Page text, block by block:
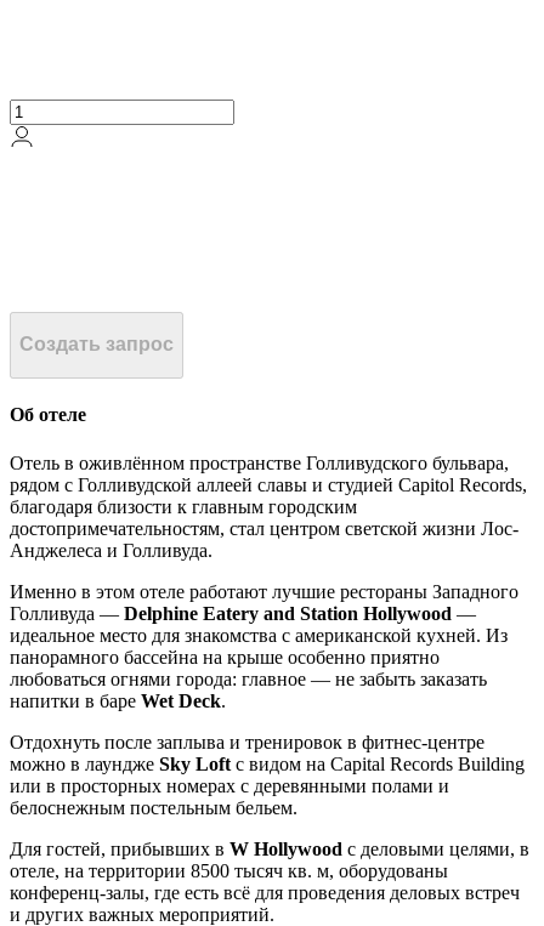
Создать запрос
Об отеле
Отель в оживлённом пространстве Голливудского бульвара,
рядом с Голливудской аллеей славы и студией Capitol Records,
благодаря близости к главным городским
достопримечательностям, стал центром светской жизни Лос-
Анджелеса и Голливуда.
Именно в этом отеле работают лучшие рестораны Западного
Голливуда — Delphine Eatery and Station Hollywood —
идеальное место для знакомства с американской кухней. Из
панорамного бассейна на крыше особенно приятно
любоваться огнями города: главное — не забыть заказать
напитки в баре Wet Deck.
Отдохнуть после заплыва и тренировок в фитнес-центре
можно в лаундже Sky Loft с видом на Capital Records Building
или в просторных номерах с деревянными полами и
белоснежным постельным бельем.
Для гостей, прибывших в W Hollywood с деловыми целями, в
отеле, на территории 8500 тысяч кв. м, оборудованы
конференц-залы, где есть всё для проведения деловых встреч
и других важных мероприятий.